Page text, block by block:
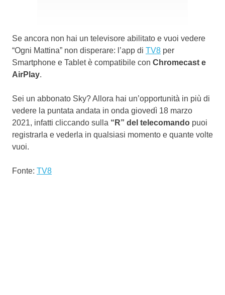
Se ancora non hai un televisore abilitato e vuoi vedere
“Ogni Mattina” non disperare: l’app di TV8 per
Smartphone e Tablet è compatibile con Chromecast e
AirPlay.
Sei un abbonato Sky? Allora hai un’opportunità in più di
vedere la puntata andata in onda giovedì 18 marzo
2021, infatti cliccando sulla “R” del telecomando puoi
registrarla e vederla in qualsiasi momento e quante volte
vuoi.
Fonte: TV8